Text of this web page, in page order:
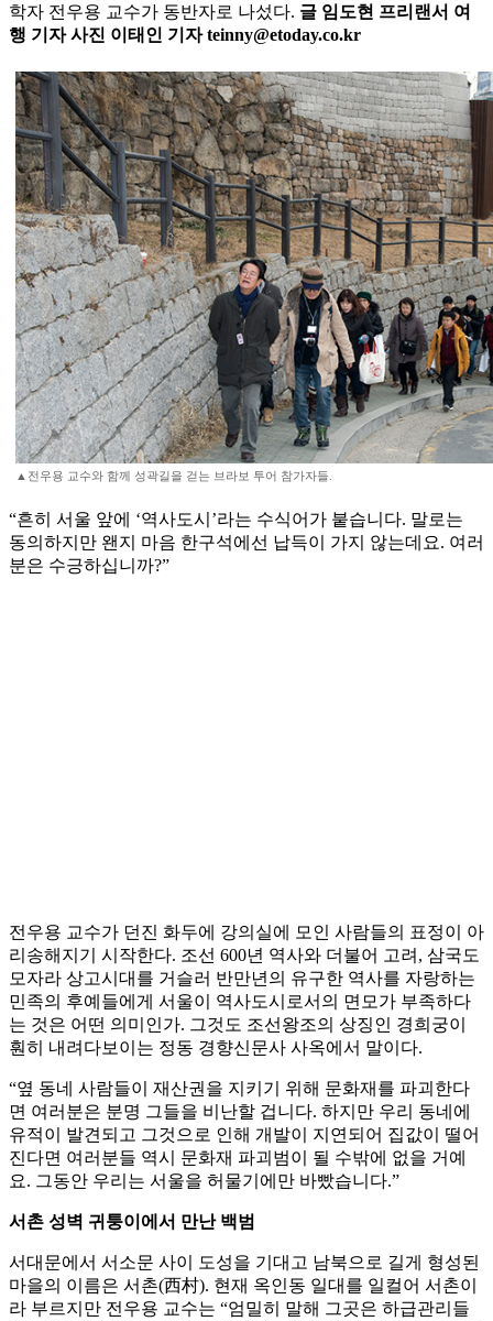
학자 전우용 교수가 동반자로 나섰다. 글 임도현 프리랜서 여
행 기자 사진 이태인 기자 teinny@etoday.co.kr
▲전우용 교수와 함께 성곽길을 걷는 브라보 투어 참가자들.
“흔히 서울 앞에 ‘역사도시’라는 수식어가 붙습니다. 말로는
동의하지만 왠지 마음 한구석에선 납득이 가지 않는데요. 여러
분은 수긍하십니까?”
전우용 교수가 던진 화두에 강의실에 모인 사람들의 표정이 아
리송해지기 시작한다. 조선 600년 역사와 더불어 고려, 삼국도
모자라 상고시대를 거슬러 반만년의 유구한 역사를 자랑하는
민족의 후예들에게 서울이 역사도시로서의 면모가 부족하다
는 것은 어떤 의미인가. 그것도 조선왕조의 상징인 경희궁이
훤히 내려다보이는 정동 경향신문사 사옥에서 말이다.
“옆 동네 사람들이 재산권을 지키기 위해 문화재를 파괴한다
면 여러분은 분명 그들을 비난할 겁니다. 하지만 우리 동네에
유적이 발견되고 그것으로 인해 개발이 지연되어 집값이 떨어
진다면 여러분들 역시 문화재 파괴범이 될 수밖에 없을 거예
요. 그동안 우리는 서울을 허물기에만 바빴습니다.”
서촌 성벽 귀퉁이에서 만난 백범
서대문에서 서소문 사이 도성을 기대고 남북으로 길게 형성된
마을의 이름은 서촌(西村). 현재 옥인동 일대를 일컬어 서촌이
라 부르지만 전우용 교수는 “엄밀히 말해 그곳은 하급관리들